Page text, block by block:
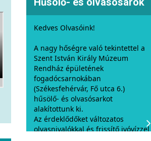
Kedves Olvasóink!
A nagy hőségre való tekintettel a
Szent István Király Múzeum
Rendház épületének
fogadócsarnokában
(Székesfehérvár, Fő utca 6.)
hűsölő- és olvasósarkot
alakítottunk ki.
Az érdeklődőket változatos
olvasnivalókkal és frissítő ivóvízzel